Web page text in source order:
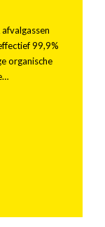
99,9%
organische